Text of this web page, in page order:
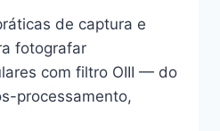
de captura e
fotografar
com filtro OIII — do
processamento,